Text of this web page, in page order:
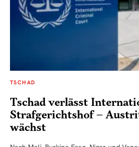
TSCHAD
Tschad verlässt
Strafgerichtshof –
wächst